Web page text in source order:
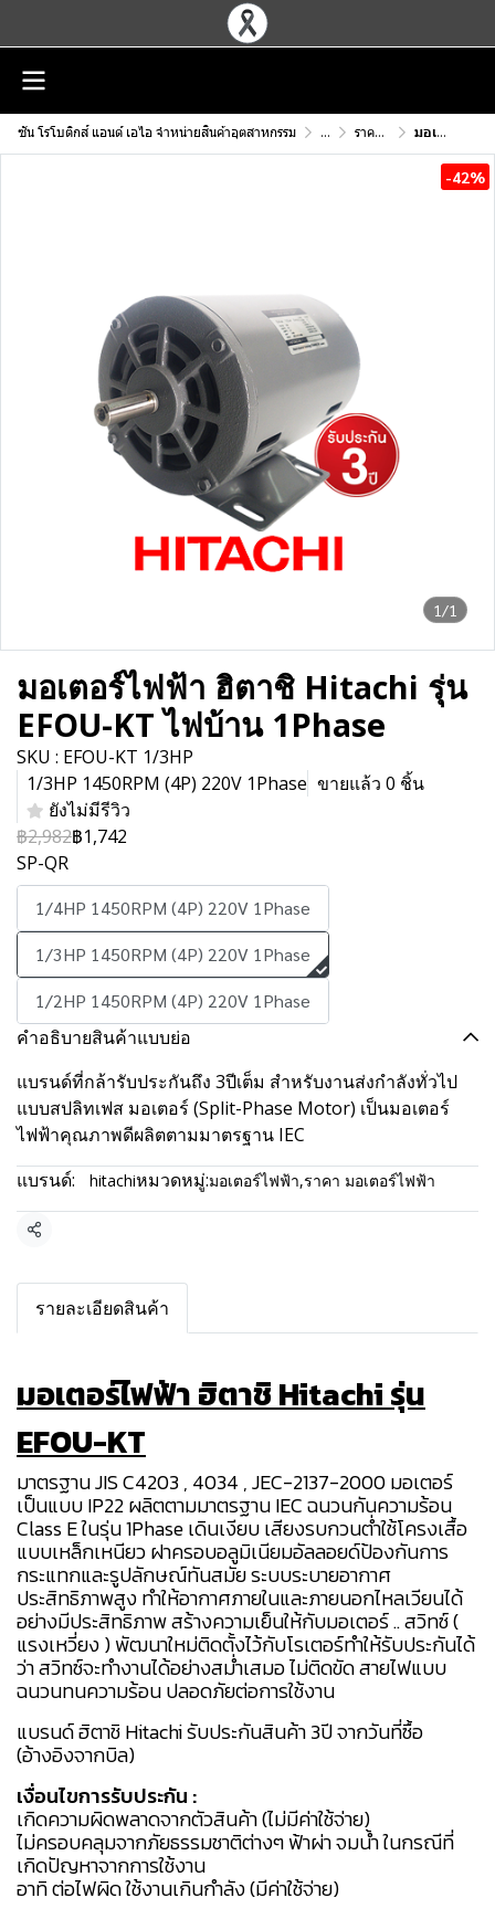
ซัน โรโบติกส์ แอนด์ เอไอ จำหน่ายสินค้าอุตสาหกรรม ... ราคา มอเตอร์ไฟฟ้า มอเตอร์ไฟฟ้า ฮิตาชิ Hitachi รุ่น EFOU-KT ไฟบ้าน 1Phase
1/1
-42%
มอเตอร์ไฟฟ้า ฮิตาชิ Hitachi รุ่น
EFOU-KT ไฟบ้าน 1Phase
SKU : EFOU-KT 1/3HP
1/3HP 1450RPM (4P) 220V 1Phase ขายแล้ว 0 ชิ้น
ยังไม่มีรีวิว
฿2,982฿1,742
SP-QR
1/4HP 1450RPM (4P) 220V 1Phase
1/3HP 1450RPM (4P) 220V 1Phase
1/2HP 1450RPM (4P) 220V 1Phase
คำอธิบายสินค้าแบบย่อ
แบรนด์ที่กล้ารับประกันถึง 3ปีเต็ม สำหรับงานส่งกำลังทั่วไป
แบบสปลิทเฟส มอเตอร์ (Split-Phase Motor) เป็นมอเตอร์
ไฟฟ้าคุณภาพดีผลิตตามมาตรฐาน IEC
แบรนด์:
hitachiหมวดหมู่:มอเตอร์ไฟฟ้า,ราคา มอเตอร์ไฟฟ้า
แชร์
รายละเอียดสินค้า
มอเตอร์ไฟฟ้า ฮิตาชิ Hitachi รุ่น
EFOU-KT
มาตรฐาน JIS C4203 , 4034 , JEC-2137-2000 มอเตอร์
เป็นแบบ IP22 ผลิตตามมาตรฐาน IEC ฉนวนกันความร้อน
Class E ในรุ่น 1Phase เดินเงียบ เสียงรบกวนต่ำใช้โครงเสื้อ
แบบเหล็กเหนียว ฝาครอบอลูมิเนียมอัลลอยด์ป้องกันการ
กระแทกและรูปลักษณ์ทันสมัย ระบบระบายอากาศ
ประสิทธิภาพสูง ทำให้อากาศภายในและภายนอกไหลเวียนได้
อย่างมีประสิทธิภาพ สร้างความเย็นให้กับมอเตอร์ .. สวิทซ์ (
แรงเหวี่ยง ) พัฒนาใหม่ติดตั้งไว้กับโรเตอร์ทำให้รับประกันได้
ว่า สวิทซ์จะทำงานได้อย่างสม่ำเสมอ ไม่ติดขัด สายไฟแบบ
ฉนวนทนความร้อน ปลอดภัยต่อการใช้งาน
แบรนด์ ฮิตาชิ Hitachi รับประกันสินค้า 3ปี จากวันที่ซื้อ
(อ้างอิงจากบิล)
เงื่อนไขการรับประกัน :
เกิดความผิดพลาดจากตัวสินค้า (ไม่มีค่าใช้จ่าย)
ไม่ครอบคลุมจากภัยธรรมชาติต่างๆ ฟ้าผ่า จมน้ำ ในกรณีที่
เกิดปัญหาจากการใช้งาน
อาทิ ต่อไฟผิด ใช้งานเกินกำลัง (มีค่าใช้จ่าย)